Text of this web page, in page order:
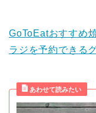
GoToEatおすすめ
ラジを予約できる